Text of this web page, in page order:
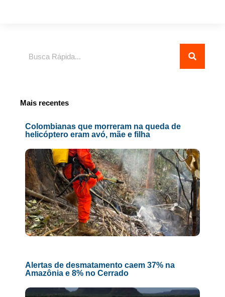
Mais recentes
Colombianas que morreram na queda de
helicóptero eram avó, mãe e filha
Alertas de desmatamento caem 37% na
Amazônia e 8% no Cerrado